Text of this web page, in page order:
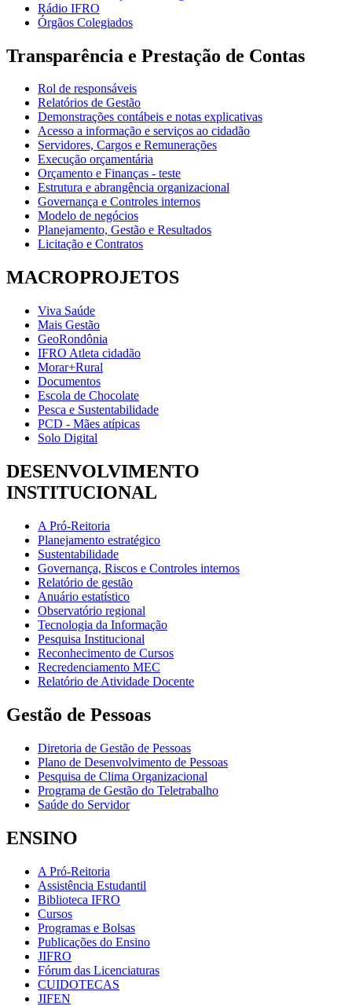
Rádio IFRO
Órgãos Colegiados
Transparência e Prestação de Contas
Rol de responsáveis
Relatórios de Gestão
Demonstrações contábeis e notas explicativas
Acesso a informação e serviços ao cidadão
Servidores, Cargos e Remunerações
Execução orçamentária
Orçamento e Finanças - teste
Estrutura e abrangência organizacional
Governança e Controles internos
Modelo de negócios
Planejamento, Gestão e Resultados
Licitação e Contratos
MACROPROJETOS
Viva Saúde
Mais Gestão
GeoRondônia
IFRO Atleta cidadão
Morar+Rural
Documentos
Escola de Chocolate
Pesca e Sustentabilidade
PCD - Mães atípicas
Solo Digital
DESENVOLVIMENTO
INSTITUCIONAL
A Pró-Reitoria
Planejamento estratégico
Sustentabilidade
Governança, Riscos e Controles internos
Relatório de gestão
Anuário estatístico
Observatório regional
Tecnologia da Informação
Pesquisa Institucional
Reconhecimento de Cursos
Recredenciamento MEC
Relatório de Atividade Docente
Gestão de Pessoas
Diretoria de Gestão de Pessoas
Plano de Desenvolvimento de Pessoas
Pesquisa de Clima Organizacional
Programa de Gestão do Teletrabalho
Saúde do Servidor
ENSINO
A Pró-Reitoria
Assistência Estudantil
Biblioteca IFRO
Cursos
Programas e Bolsas
Publicações do Ensino
JIFRO
Fórum das Licenciaturas
CUIDOTECAS
JIFEN